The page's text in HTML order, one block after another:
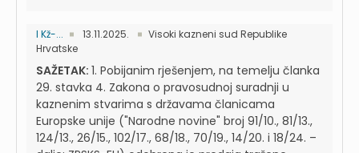
I Kž-... 13.11.2025.
Visoki kazneni sud Republike
Hrvatske
SAŽETAK: 1. Pobijanim rješenjem, na temelju članka
29. stavka 4. Zakona o pravosudnoj suradnji u
kaznenim stvarima s državama članicama
Europske unije ("Narodne novine" broj 91/10., 81/13.,
124/13., 26/15., 102/17., 68/18., 70/19., 14/20. i 18/24. –